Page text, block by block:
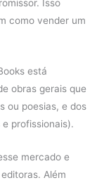
Isso
como vender um
está
obras gerais que
ou poesias, e dos
profissionais).
mercado e
Além